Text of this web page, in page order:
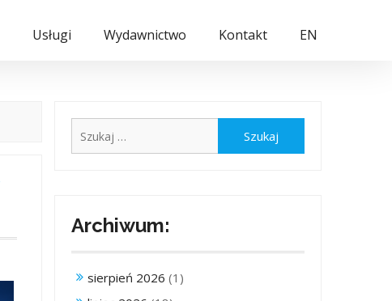
Usługi Wydawnictwo Kontakt EN
Archiwum:
sierpień 2026 (1)